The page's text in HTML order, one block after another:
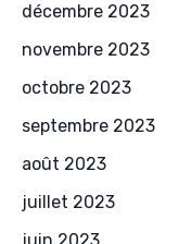
décembre 2023
novembre 2023
octobre 2023
septembre 2023
août 2023
juillet 2023